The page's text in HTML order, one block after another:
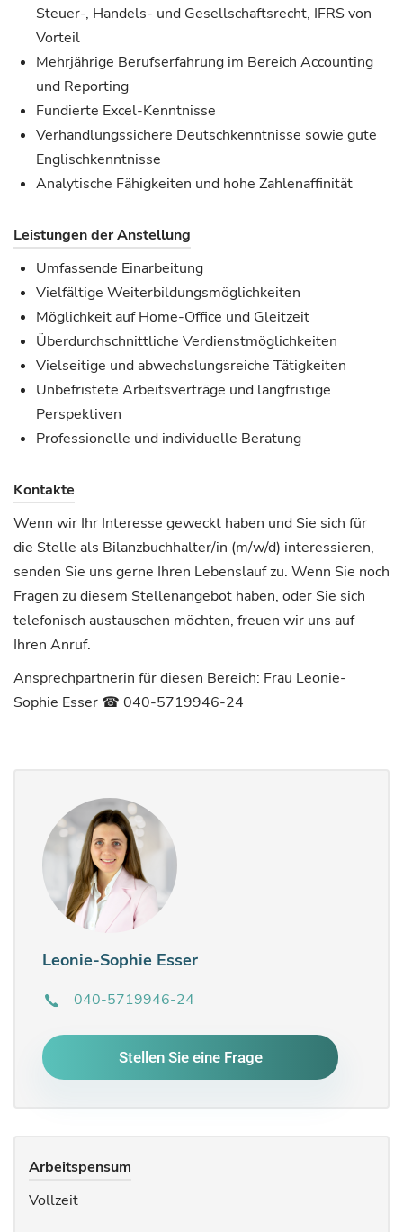
Steuer-, Handels- und Gesellschaftsrecht, IFRS von
Vorteil
Mehrjährige Berufserfahrung im Bereich Accounting
und Reporting
Fundierte Excel-Kenntnisse
Verhandlungssichere Deutschkenntnisse sowie gute
Englischkenntnisse
Analytische Fähigkeiten und hohe Zahlenaffinität
Leistungen der Anstellung
Umfassende Einarbeitung
Vielfältige Weiterbildungsmöglichkeiten
Möglichkeit auf Home-Office und Gleitzeit
Überdurchschnittliche Verdienstmöglichkeiten
Vielseitige und abwechslungsreiche Tätigkeiten
Unbefristete Arbeitsverträge und langfristige
Perspektiven
Professionelle und individuelle Beratung
Kontakte
Wenn wir Ihr Interesse geweckt haben und Sie sich für
die Stelle als Bilanzbuchhalter/in (m/w/d) interessieren,
senden Sie uns gerne Ihren Lebenslauf zu. Wenn Sie noch
Fragen zu diesem Stellenangebot haben, oder Sie sich
telefonisch austauschen möchten, freuen wir uns auf
Ihren Anruf.
Ansprechpartnerin für diesen Bereich: Frau Leonie-
Sophie Esser ☎︎ 040-5719946-24
Leonie-Sophie Esser
040-5719946-24
Stellen Sie eine Frage
Arbeitspensum
Vollzeit